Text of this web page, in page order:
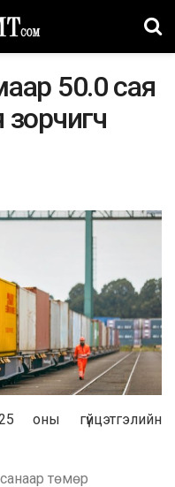
50.0 сая
зорчигч
оны гүйцэтгэлийн
төмөр